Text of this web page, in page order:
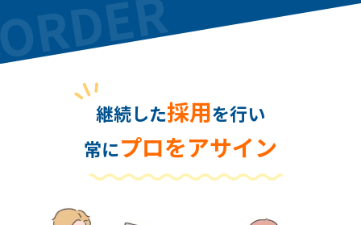
継続した採用を行い
常にプロをアサイン